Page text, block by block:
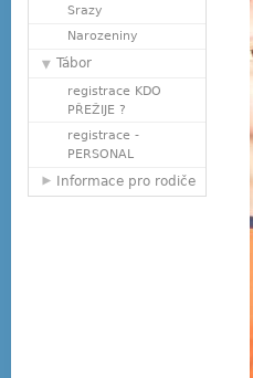
Srazy
Narozeniny
Tábor
registrace KDO
PŘEŽIJE ?
registrace -
PERSONAL
Informace pro rodiče